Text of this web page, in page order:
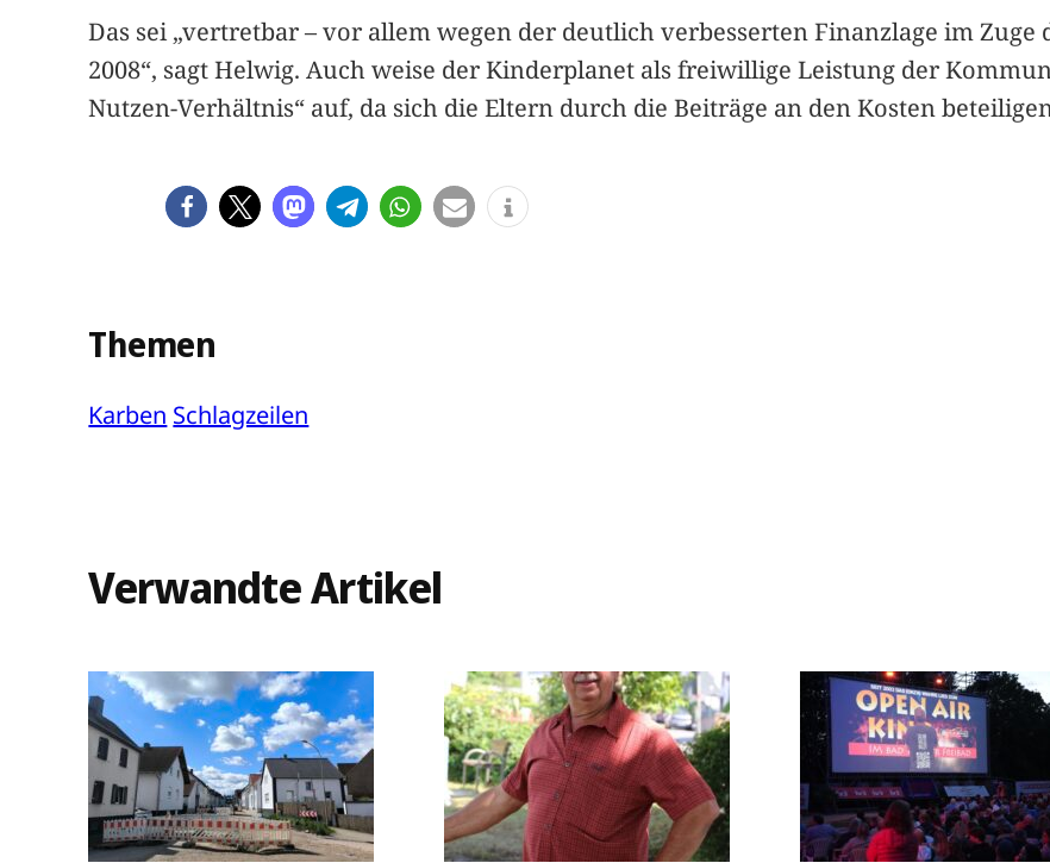
Das sei „vertretbar – vor allem wegen der deutlich verbesserten Finanzlage im Zuge
2008“, sagt Helwig. Auch weise der Kinderplanet als freiwillige Leistung der
Nutzen-Verhältnis“ auf, da sich die Eltern durch die Beiträge an den Kosten
Themen
Karben Schlagzeilen
Verwandte Artikel